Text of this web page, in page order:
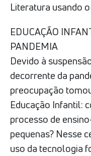
Literatura usando
EDUCAÇÃO
PANDEMIA
Devido à
decorrente da
preocupação
Educação Infantil:
processo de
pequenas? Nesse
uso da tecnologia